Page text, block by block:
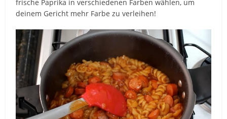
frische Paprika in verschiedenen Farben wählen, um
deinem Gericht mehr Farbe zu verleihen!